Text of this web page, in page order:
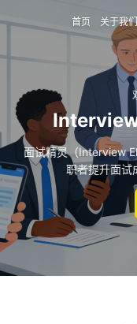
首页 关于我们
面试精灵（Interview
职者提升面试